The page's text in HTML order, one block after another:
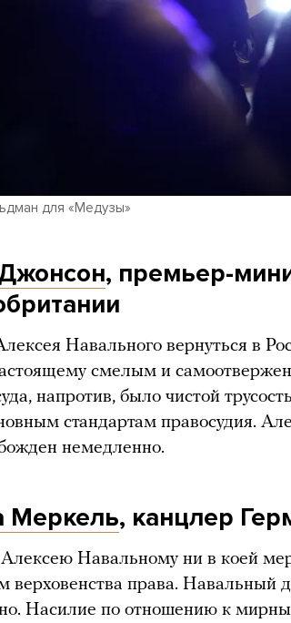
для «Медузы»
, премьер-
Навального вернуться в
смелым и
напротив, было чистой
стандартам правосудия.
немедленно.
Меркель, канцлер
Навальному ни в коей
верховенства права. Навальный
Насилие по отношению к